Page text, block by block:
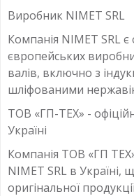
Виробник NIMET SRL
Компанія NIMET SRL
європейських
валів, включно з
шліфованими
ТОВ «ГП-ТЕХ» -
Україні
Компанія ТОВ «ГП
NIMET SRL в Україні,
оригінальної